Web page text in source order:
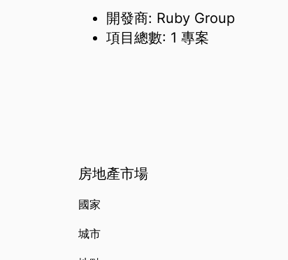
開發商: Ruby Group
項目總數: 1 專案
房地產市場
國家
城市